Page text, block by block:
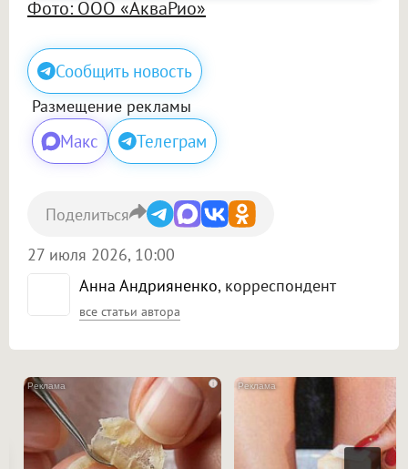
Фото: ООО «АкваРио»
Сообщить новость
Размещение рекламы
Макс Телеграм
Анна Андрияненко, корреспондент
все статьи автора
27 июля 2026, 10:00
Поделиться
i